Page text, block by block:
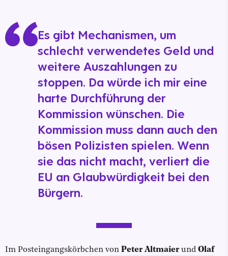
Es gibt Mechanismen, um
schlecht verwendetes Geld und
weitere Auszahlungen zu
stoppen. Da würde ich mir eine
harte Durchführung der
Kommission wünschen. Die
Kommission muss dann auch den
bösen Polizisten spielen. Wenn
sie das nicht macht, verliert die
EU an Glaubwürdigkeit bei den
Bürgern.
Im Posteingangskörbchen von Peter Altmaierund Olaf